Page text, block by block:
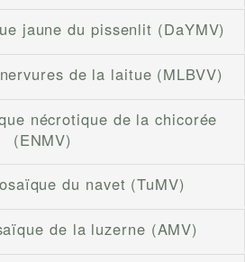
jaune du pissenlit (DaYMV)
de la laitue (MLBVV)
nécrotique de la chicorée
(ENMV)
du navet (TuMV)
de la luzerne (AMV)